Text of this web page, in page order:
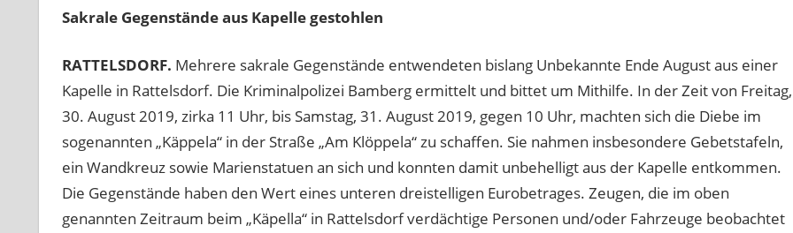
Sakrale Gegenstände aus Kapelle gestohlen
RATTELSDORF. Mehrere sakrale Gegenstände entwendeten bislang Unbekannte Ende August aus einer
Kapelle in Rattelsdorf. Die Kriminalpolizei Bamberg ermittelt und bittet um Mithilfe. In der Zeit von Freitag,
30. August 2019, zirka 11 Uhr, bis Samstag, 31. August 2019, gegen 10 Uhr, machten sich die Diebe im
sogenannten „Käppela“ in der Straße „Am Klöppela“ zu schaffen. Sie nahmen insbesondere Gebetstafeln,
ein Wandkreuz sowie Marienstatuen an sich und konnten damit unbehelligt aus der Kapelle entkommen.
Die Gegenstände haben den Wert eines unteren dreistelligen Eurobetrages. Zeugen, die im oben
genannten Zeitraum beim „Käpella“ in Rattelsdorf verdächtige Personen und/oder Fahrzeuge beobachtet